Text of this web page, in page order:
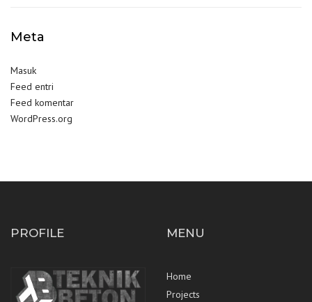
Meta
Masuk
Feed entri
Feed komentar
WordPress.org
PROFILE MENU
Home
Projects